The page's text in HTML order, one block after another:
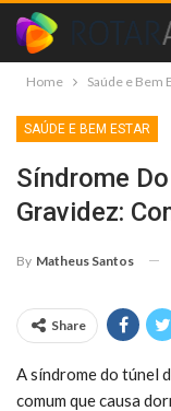
Home Saúde e Bem
SAÚDE E BEM ESTAR
Síndrome
Gravidez:
By Matheus Santos
Share
A síndrome do túnel
comum que causa